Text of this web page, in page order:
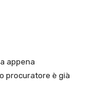
appena
procuratore è già